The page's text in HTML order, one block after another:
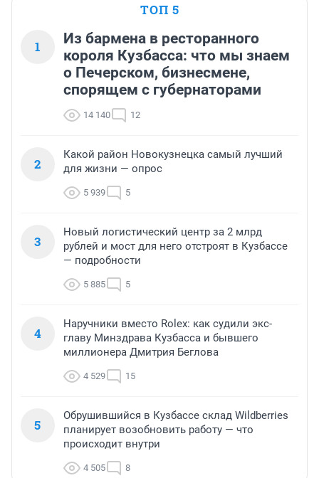
ТОП 5
1
Из бармена в ресторанного
короля Кузбасса: что мы знаем
о Печерском, бизнесмене,
спорящем с губернаторами
14 140 12
2
Какой район Новокузнецка самый лучший
для жизни — опрос
5 939 5
3
Новый логистический центр за 2 млрд
рублей и мост для него отстроят в Кузбассе
— подробности
5 885 5
4
Наручники вместо Rolex: как судили экс-
главу Минздрава Кузбасса и бывшего
миллионера Дмитрия Беглова
4 529 15
5
Обрушившийся в Кузбассе склад Wildberries
планирует возобновить работу — что
происходит внутри
4 505 8